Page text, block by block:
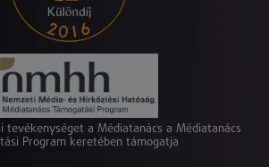
tevékenységet a Médiatanács a Médiatanács
Program keretében támogatja